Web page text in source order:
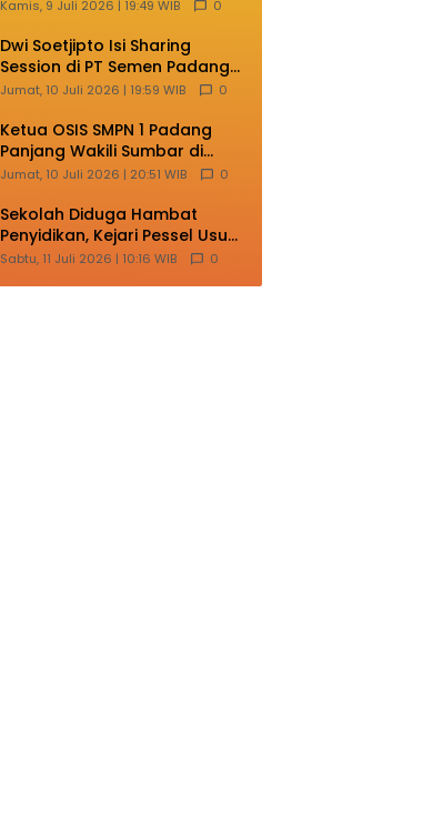
Kamis, 9 Juli 2026 | 19:49 WIB 0
Dwi Soetjipto Isi Sharing
Session di PT Semen Padang;
Perusahaan Dituntut Lakukan
Jumat, 10 Juli 2026 | 19:59 WIB 0
Ketua OSIS SMPN 1 Padang
Panjang Wakili Sumbar di
Ajang Nasional Bintang Sobat
Jumat, 10 Juli 2026 | 20:51 WIB 0
Sekolah Diduga Hambat
Penyidikan, Kejari Pessel Usut
Dugaan Pungli SMAN 3 Painan
Sabtu, 11 Juli 2026 | 10:16 WIB 0